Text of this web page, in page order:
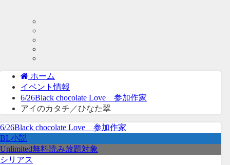
ホーム
イベント情報
6/26Black chocolate Love 参加作家
アイのカタチ／ひなた翠
6/26Black chocolate Love 参加作家
BL小説
Unlimited無料読み放題対象
シリアス